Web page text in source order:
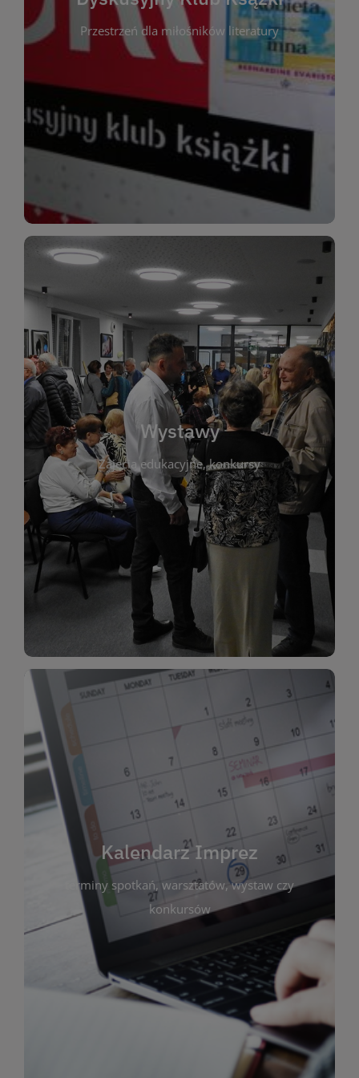
Przestrzeń dla miłośników literatury
Dyskusyjny Klub Ksążki
Dyskusyjny Klub Książki to przestrzeń dla
miłośników literatury, którzy lubią dzielić się
opiniami i emocjami po lekturze. Spotykamy się
regularnie, by rozmawiać o wybranych tytułach z
różnych gatunków literackich. Każde spotkanie to
okazja do inspirującej dyskusji, wymiany
Wystawy
Zajęcia edukacyjne, konkursy
Wystawy
Biblioteka organizuje prezentujące zarówno
sztukę lokalnych twórców, jak i zbiory tematyczne.
W tej sekcji znajdziesz informacje o aktualnych
ekspozycjach oraz archiwum wystaw z
poprzednich lat. Prezentowane prace obejmują
malarstwo, fotografię, rękodzieło i inne formy
artystyczne. Każda wystawa to wyjątkowa okazja
do kontaktu z kulturą i sztuką w przestrzeni
biblioteki. Serdecznie zapraszamy wszystkich
miłośników estetycznych doznań!
WIĘCEJ
Kalendarz Imprez
terminy spotkań, warsztatów, wystaw czy
konkursów
Kalendarz Imprez
Zakładka ta gromadzi wszystkie planowane
wydarzenia kulturalne i edukacyjne organizowane
przez bibliotekę. Możesz tu sprawdzić terminy
spotkań, warsztatów, wystaw czy konkursów.
Dzięki przejrzystemu kalendarzowi łatwo
zaplanujesz udział w interesujących Cię
wydarzeniach. Aktualizujemy harmonogram na
bieżąco, by zawsze był zgodny z planem pracy
biblioteki. Zapraszamy do śledzenia i uczestnictwa
w życiu kulturalnym miasta!
WIĘCEJ